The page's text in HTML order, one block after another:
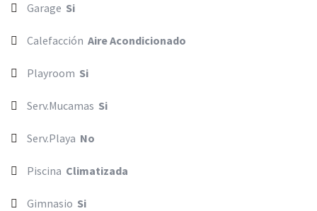
Garage Si
Calefacción Aire Acondicionado
Playroom Si
Serv.Mucamas Si
Serv.Playa No
Piscina Climatizada
Gimnasio Si